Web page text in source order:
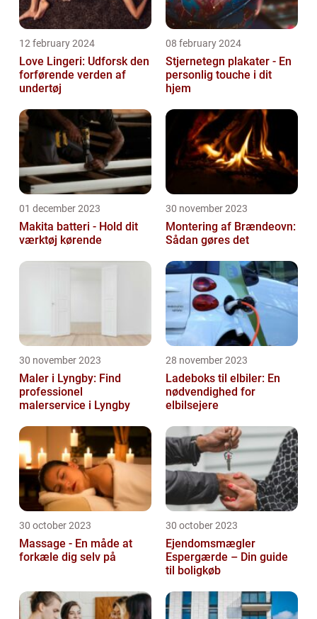
12 february 2024
Love Lingeri: Udforsk den
forførende verden af
undertøj
08 february 2024
Stjernetegn plakater - En
personlig touche i dit
hjem
01 december 2023
Makita batteri - Hold dit
værktøj kørende
30 november 2023
Montering af Brændeovn:
Sådan gøres det
30 november 2023
Maler i Lyngby: Find
professionel
malerservice i Lyngby
28 november 2023
Ladeboks til elbiler: En
nødvendighed for
elbilsejere
30 october 2023
Massage - En måde at
forkæle dig selv på
30 october 2023
Ejendomsmægler
Espergærde – Din guide
til boligkøb